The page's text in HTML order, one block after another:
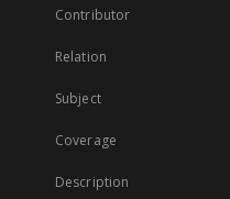
Contributor
Relation
Subject
Coverage
Description